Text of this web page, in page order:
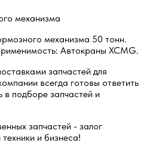
механизма
механизма 50 тонн.
Автокраны XCMG.
запчастей для
всегда готовы ответить
подборе запчастей и
запчастей - залог
и бизнеса!